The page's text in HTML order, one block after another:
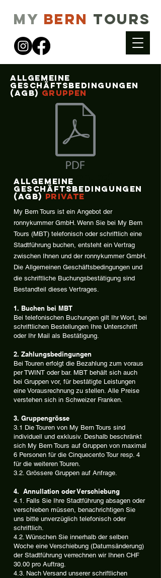
My Bern Tours
Allgemeine
Geschäftsbedingungen
(AGB) gruppen
Document.pdf
Allgemeine
Geschäftsbedingungen
(AGB) Private
My Bern Tours ist ein Angebot der
ronnykummer GmbH. Wenn Sie bei My Bern
Tours (MBT) telefonisch oder schriftlich eine
Stadtführung buchen, entsteht ein Vertrag
zwischen Ihnen und der ronnykummer GmbH.
Die Allgemeinen Geschäftsbedingungen und
die schriftliche Buchungsbestätigung sind
Bestandteil dieses Vertrages.
1. Buchen bei MBT
Bei telefonischen Buchungen gilt Ihr Wort, bei
schriftlichen Bestellungen Ihre Unterschrift
oder Ihr Mail als Bestätigung.
2. Zahlungsbedingungen
Bei Touren erfolgt die Bezahlung zum voraus
per TWINT oder bar. MBT behält sich auch
bei Gruppen vor, für bestätigte Leistungen
eine Vorausrechnung zu stellen. Alle Preise
verstehen sich in Schweizer Franken.
3. Gruppengrösse
3.1 Die Touren von My Bern Tours sind
individuell und exklusiv. Deshalb beschränkt
sich My Bern Tours auf Gruppen von maximal
6 Personen für die Cinquecento Tour resp. 4
für die weiteren Touren.
3.2. Grössere Gruppen auf Anfrage.
4. Annullation oder Verschiebung
4.1. Falls Sie Ihre Stadtführung absagen oder
verschieben müssen, benachrichtigen Sie
uns bitte unverzüglich telefonisch oder
schriftlich.
4.2. Wünschen Sie innerhalb der selben
Woche eine Verschiebung (Datumsänderung)
der Stadtführung verrechnen wir Ihnen CHF
30.00 pro Auftrag.
4.3. Nach Versand unserer schriftlichen